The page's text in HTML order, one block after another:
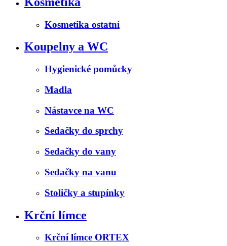
Kosmetika ostatní
Koupelny a WC
Hygienické pomůcky
Madla
Nástavce na WC
Sedačky do sprchy
Sedačky do vany
Sedačky na vanu
Stoličky a stupínky
Krční límce
Krční límce ORTEX